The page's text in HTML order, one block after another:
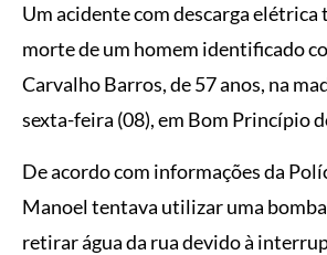
Um acidente com descarga elétrica
morte de um homem identificado
Carvalho Barros, de 57 anos, na
sexta-feira (08), em Bom Princípio
De acordo com informações da
Manoel tentava utilizar uma bomba
retirar água da rua devido à